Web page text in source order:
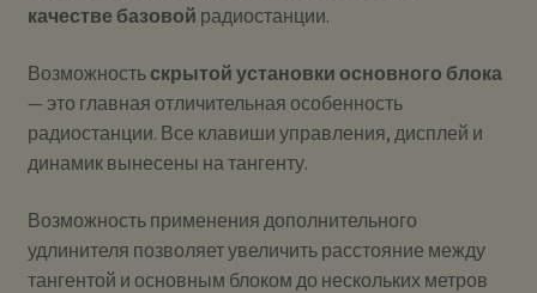
качестве базовой радиостанции.
Возможностьскрытой установки основного блока
— это главная отличительная особенность
радиостанции. Все клавиши управления, дисплей и
динамик вынесены на тангенту.
Возможность применения дополнительного
удлинителя позволяет увеличить расстояние между
тангентой и основным блоком до нескольких метров